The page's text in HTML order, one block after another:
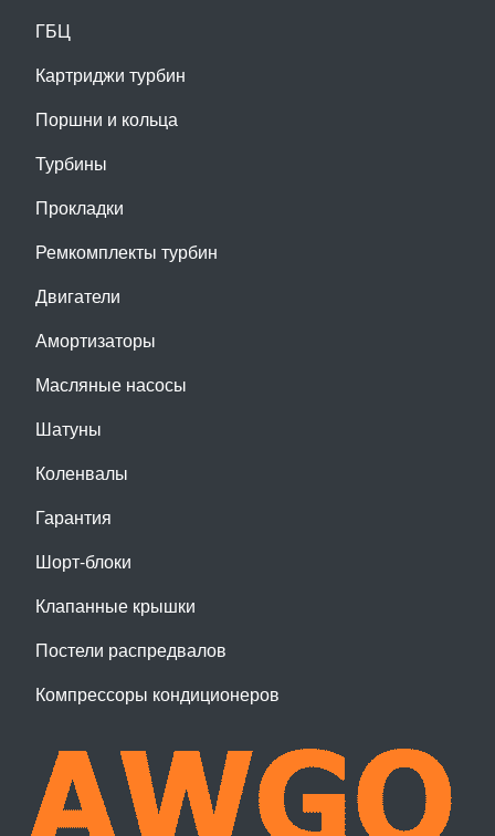
ГБЦ
Картриджи турбин
Поршни и кольца
Турбины
Прокладки
Ремкомплекты турбин
Двигатели
Амортизаторы
Масляные насосы
Шатуны
Коленвалы
Гарантия
Шорт-блоки
Клапанные крышки
Постели распредвалов
Компрессоры кондиционеров